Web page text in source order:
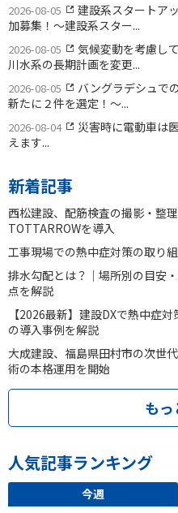
2026-08-05
建設系スタートア
加募集！〜建設系スター...
2026-08-05
気候変動を考慮し
川水系の長期計画を変更...
2026-08-05
バングラデシュで
新たに２件を選定！〜...
2026-08-04
災害時に電動車は
えます...
新着記事
西松建設、配筋検査の撮影・整
TOTTARROWを導入
工事現場での熱中症対策の取り
排水勾配とは？｜場所別の目安
点を解説
【2026最新】建設DXで熱中症
の導入事例を解説
大成建設、福島県田村市の次世
術の本格運用を開始
もっ
人気記事ランキング
今週